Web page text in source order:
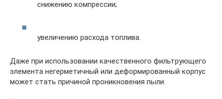
снижению компрессии;
увеличению расхода топлива.
Даже при использовании качественного фильтрующего
элемента негерметичный или деформированный корпус
может стать причиной проникновения пыли.